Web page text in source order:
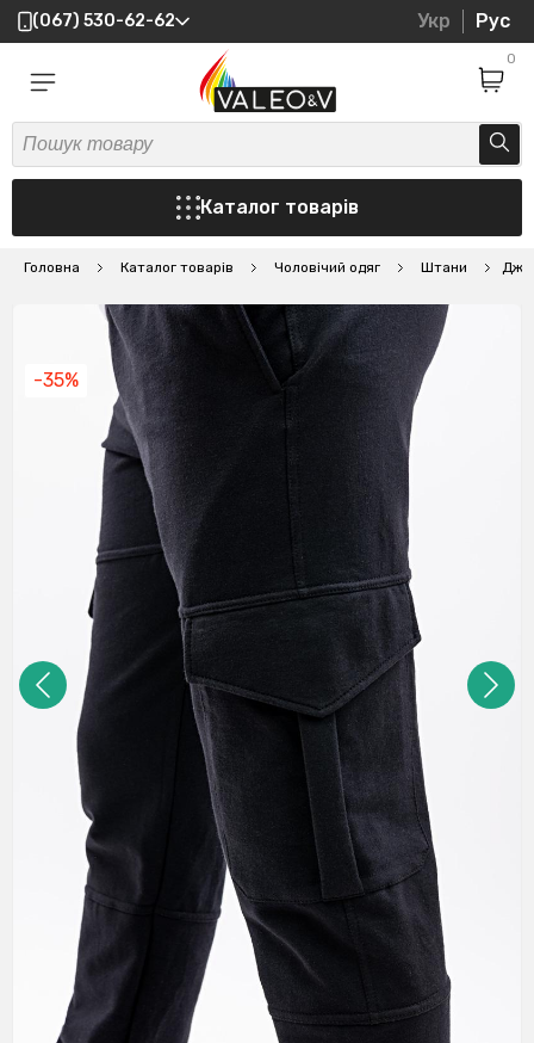
(067) 530-62-62 Укр Рус
0
Каталог товарів
Головна Каталог товарів Чоловічий одяг Штани
-35%